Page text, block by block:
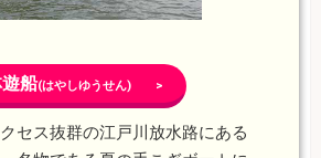
船(はやしゆうせん) >
セス抜群の江戸川放水路にある